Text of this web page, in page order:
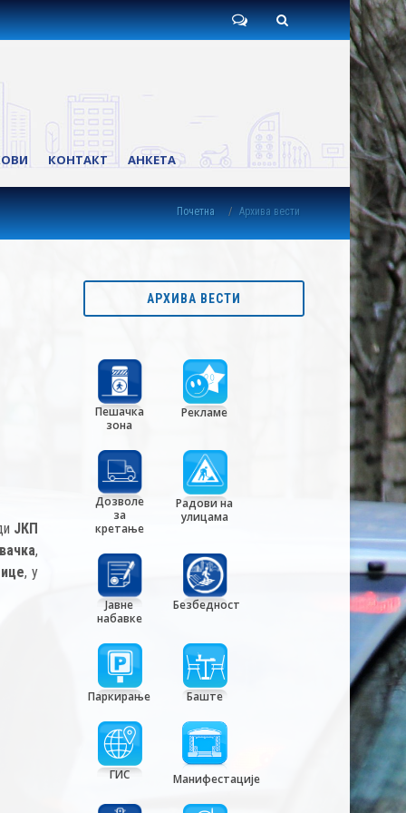
КОНТАКТ АНКЕТА
Почетна Архива вести
ЈКП
,
, у
АРХИВА ВЕСТИ
Пешачка
зона
Рекламе
Дозволе
за
кретање
Радови на
улицама
Јавне
набавке
Безбедност
Паркирање Баште
ГИС Манифестације